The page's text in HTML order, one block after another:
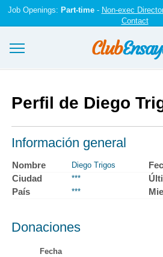
Job Openings: Part-time- Non-exec
Contact
Registrarse
Iniciar sesión
Contáctenos
Perfil de Diego
Información general
Nombre Diego Trigos
Ciudad
***
País
***
Donaciones
Fecha